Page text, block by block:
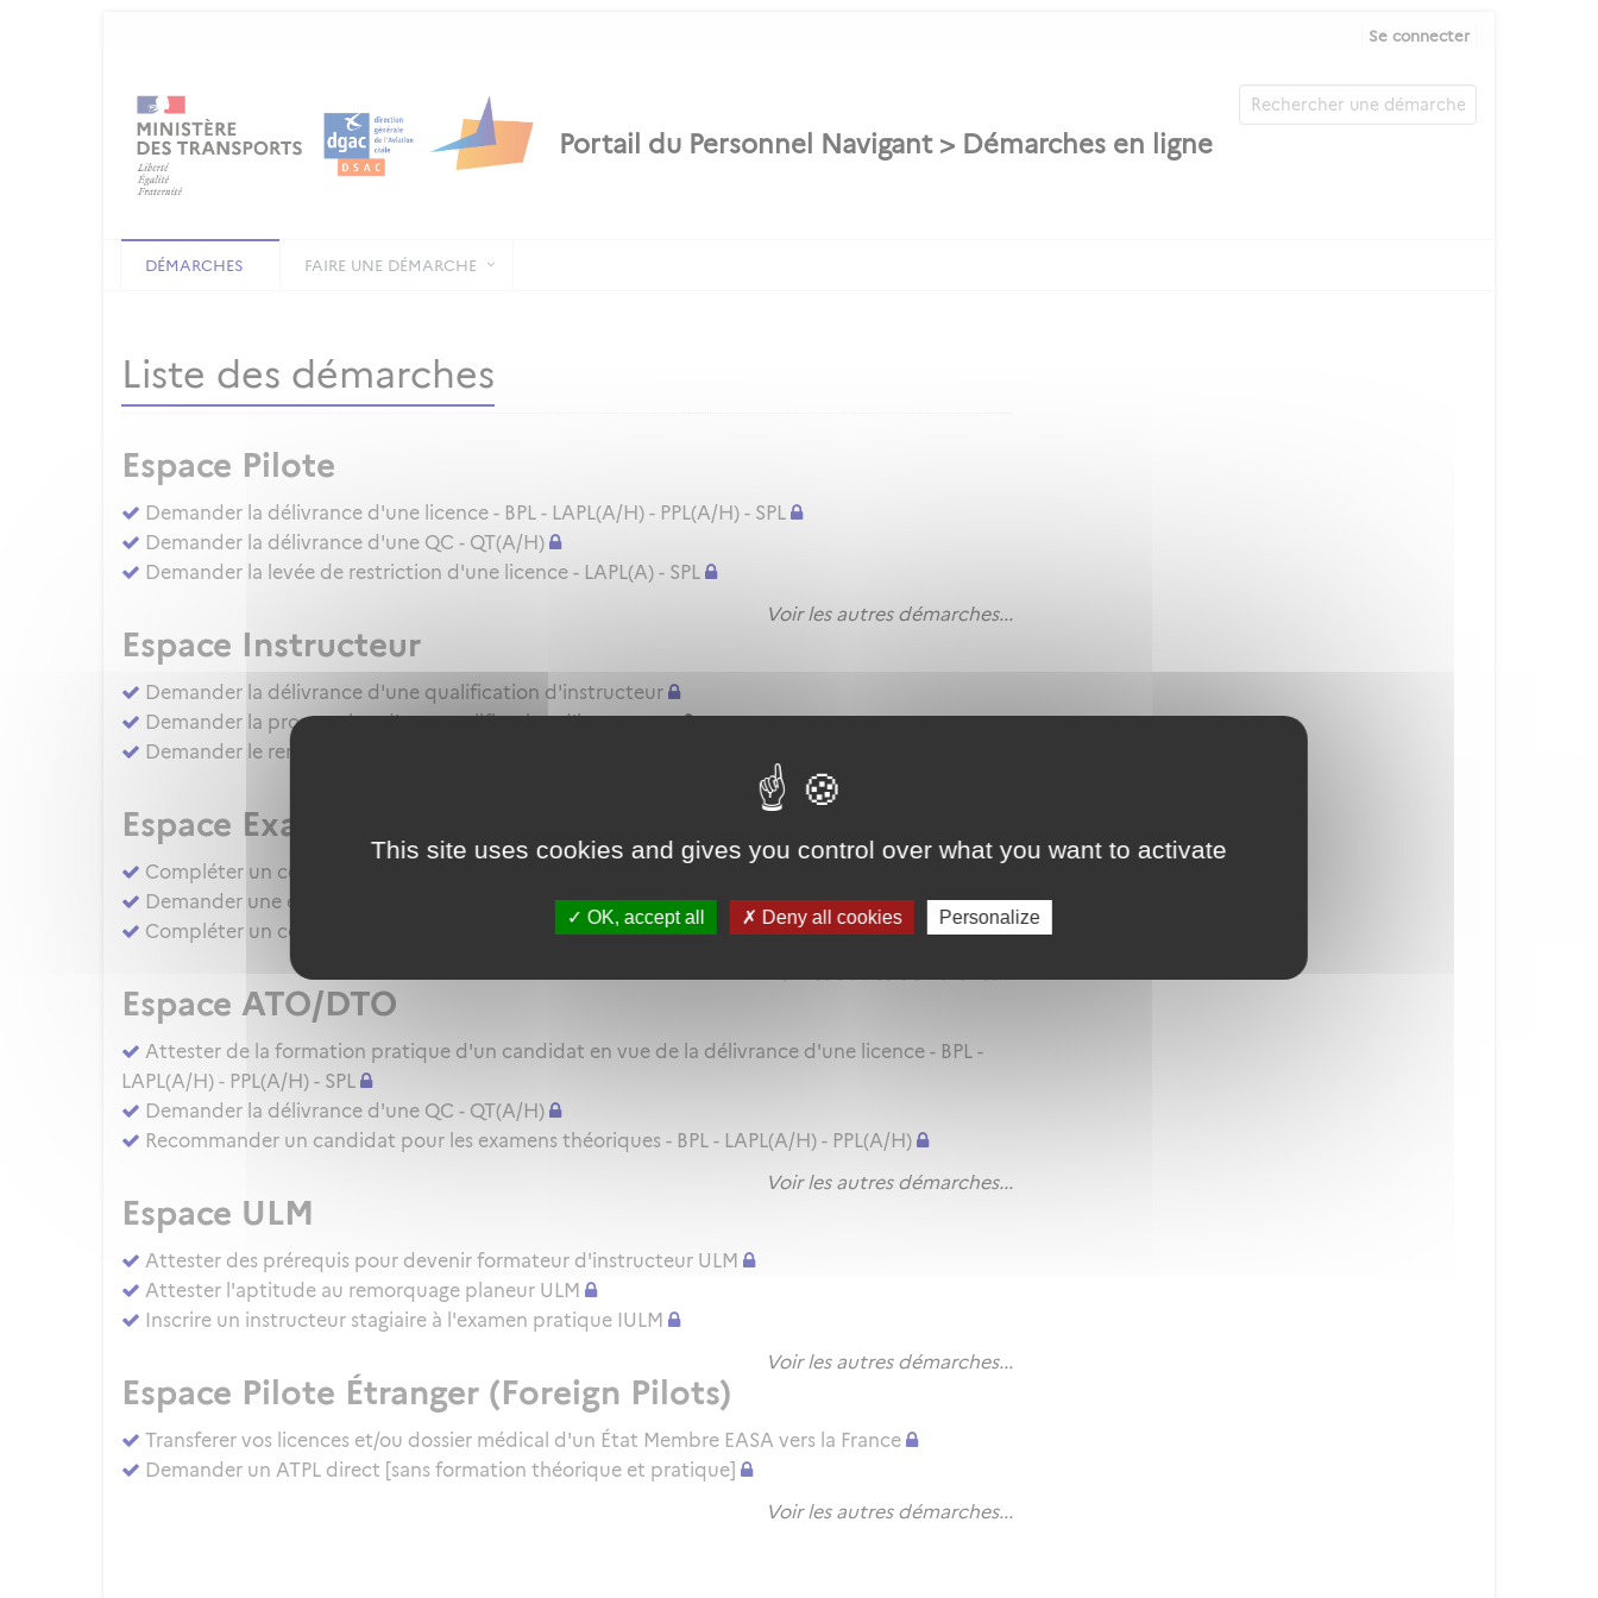
This site uses cookies and gives you control over what you want to activate
OK, accept all Deny all cookies Personalize
Se connecter
DÉMARCHES FAIRE UNE DÉMARCHE
Liste des démarches
Espace Pilote
Demander la délivrance d'une licence - BPL - LAPL(A/H) - PPL(A/H) - SPL
Demander la délivrance d'une QC - QT(A/H)
Demander la levée de restriction d'une licence - LAPL(A) - SPL
Voir les autres démarches...
Espace Instructeur
Demander la délivrance d'une qualification d'instructeur
Demander la prorogation d'une qualification d'instructeur
Demander le renouvellement d'une qualification d'instructeur
Voir les autres démarches...
Espace Examinateur
Compléter un compte rendu d'épreuve d'aptitude pratique - BPL - LAPL(A/H) - PPL(A/H) - SPL
Demander une évaluation de compétence TRE(A) MP ou SFE(A) MP
Compléter un compte rendu d'épreuve d'aptitude pratique - CPL(A/H) - IR - BIR
Espace ATO/DTO
Attester de la formation pratique d'un candidat en vue de la délivrance d'une licence - BPL -
LAPL(A/H) - PPL(A/H) - SPL
Demander la délivrance d'une QC - QT(A/H)
Recommander un candidat pour les examens théoriques - BPL - LAPL(A/H) - PPL(A/H)
Voir les autres démarches...
Espace ULM
Attester des prérequis pour devenir formateur d'instructeur ULM
Attester l'aptitude au remorquage planeur ULM
Inscrire un instructeur stagiaire à l'examen pratique IULM
Voir les autres démarches...
Espace Pilote Étranger (Foreign Pilots)
Transferer vos licences et/ou dossier médical d'un État Membre EASA vers la France
Demander un ATPL direct [sans formation théorique et pratique]
Voir les autres démarches...